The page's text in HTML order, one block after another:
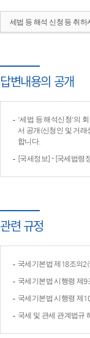
세법 등 해석 신청 등 취하
답변내용의 공개
'세법 등 해석신청'의
서 공개(신청인 및 거
합니다.
[국세정보] - [국세법령
관련 규정
국세기본법 제18조의
국세기본법 시행령 제
국세기본법 시행령 제
국세 및 관세 관계법규